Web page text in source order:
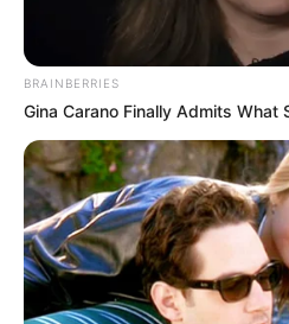
BRAINBERRIES
Gina Carano Finally Admits What